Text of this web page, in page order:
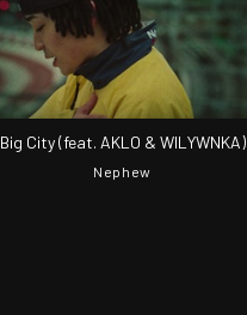
Big City (feat. AKLO & WILYWNKA)
Nephew